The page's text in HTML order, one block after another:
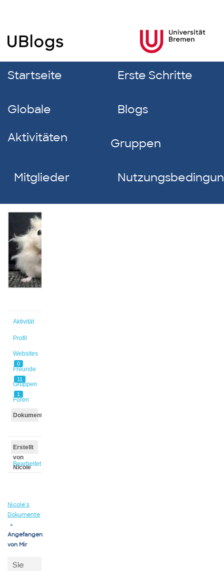
Startseite Erste Schritte
Globale
Aktivitäten
Blogs
Gruppen
Mitglieder
Aktivität
Profil
Websites
0
Freunde
11
Gruppen
1
Foren
Dokumente
Erstellt
von
Nicole
Bearbeitet
Nicole’s
Dokumente
▸
Angefangen
von Mir
Sie